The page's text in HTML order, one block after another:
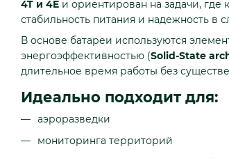
4T и 4E и ориентирован на задачи, где
стабильность питания и надежность в
В основе батареи используются
энергоэффективностью (Solid-State
длительное время работы без
Идеально подходит для:
аэроразведки
мониторинга территорий